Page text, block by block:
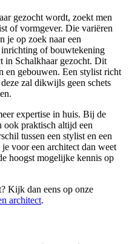
gezocht wordt, zoekt men
of vormgever. Die variëren
je op zoek naar een
of bouwtekening
in Schalkhaar gezocht. Dit
en gebouwen. Een stylist richt
zal dikwijls geen schets
expertise in huis. Bij de
ook praktisch altijd een
tussen een stylist en een
voor een architect dan weet
hoogst mogelijke kennis op
Kijk dan eens op onze
architect.